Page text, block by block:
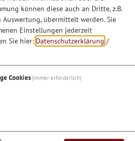
des SC Steinberg
können diese auch an Dritte, z.B.
übermittelt werden. Sie
Einstellungen jederzeit
Sie hier: Datenschutzerklärung /
Cookies(immer erforderlich)